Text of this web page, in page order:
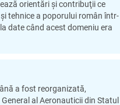
orientări şi contribuţii ce
tehnice a poporului român într-
date când acest domeniu era
a fost reorganizată,
al Aeronauticii din Statul